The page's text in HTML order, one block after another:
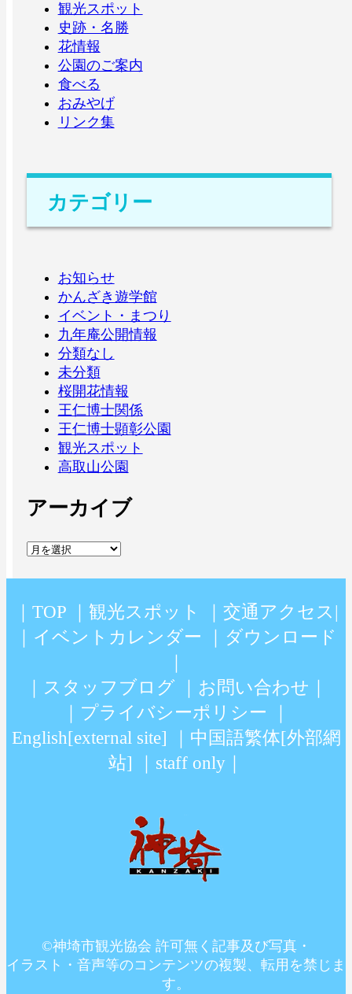
観光スポット
史跡・名勝
花情報
公園のご案内
食べる
おみやげ
リンク集
カテゴリー
お知らせ
かんざき遊学館
イベント・まつり
九年庵公開情報
分類なし
未分類
桜開花情報
王仁博士関係
王仁博士顕彰公園
観光スポット
高取山公園
アーカイブ
TOP｜ 観光スポット 交通アクセス |
イベントカレンダー
ダウンロード
スタッフブログ｜ お問い合わせ
プライバシーポリシー
English[external site]
中国語繁体[外部網
站]
staff only
©神埼市観光協会 許可無く記事及び写真・
イラスト・音声等のコンテンツの複製、転用を禁じま
す。